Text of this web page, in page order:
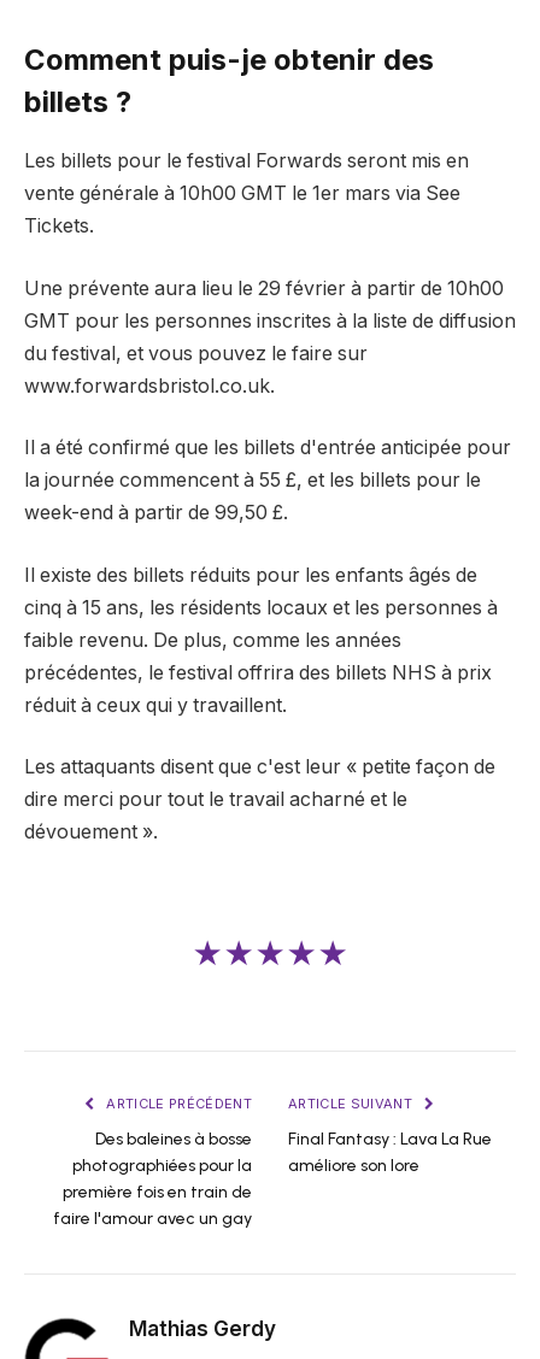
Comment puis-je obtenir des
billets ?
Les billets pour le festival Forwards seront mis en
vente générale à 10h00 GMT le 1er mars via See
Tickets.
Une prévente aura lieu le 29 février à partir de 10h00
GMT pour les personnes inscrites à la liste de diffusion
du festival, et vous pouvez le faire sur
www.forwardsbristol.co.uk.
Il a été confirmé que les billets d'entrée anticipée pour
la journée commencent à 55 £, et les billets pour le
week-end à partir de 99,50 £.
Il existe des billets réduits pour les enfants âgés de
cinq à 15 ans, les résidents locaux et les personnes à
faible revenu. De plus, comme les années
précédentes, le festival offrira des billets NHS à prix
réduit à ceux qui y travaillent.
Les attaquants disent que c'est leur « petite façon de
dire merci pour tout le travail acharné et le
dévouement ».
★★★★★
ARTICLE PRÉCÉDENT
Des baleines à bosse
photographiées pour la
première fois en train de
faire l'amour avec un gay
ARTICLE SUIVANT
Final Fantasy : Lava La Rue
améliore son lore
Mathias Gerdy